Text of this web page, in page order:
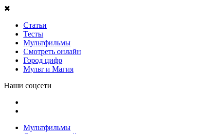
✖
Статьи
Тесты
Мультфильмы
Смотреть онлайн
Город цифр
Мульт и Магия
Наши соцсети
Мультфильмы